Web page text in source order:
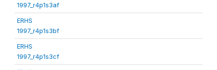
1997_r4p1s3af
ERHS
1997_r4p1s3bf
ERHS
1997_r4p1s3cf